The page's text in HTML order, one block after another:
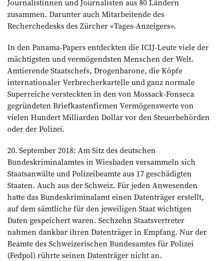
Journalistinnen und Journalisten aus 80 Ländern
zusammen. Darunter auch Mitarbeitende des
Recherchedesks des Zürcher «Tages-Anzeigers».
In den Panama-Papers entdeckten die ICIJ-Leute viele der
mächtigsten und vermögendsten ­Menschen der Welt.
Amtierende Staatschefs, Drogenbarone, die Köpfe
internationaler Verbrecherkartelle und ganz normale
Superreiche versteckten in den von Mossack-Fonseca
gegründeten Briefkastenfirmen Vermögenswerte von
vielen Hundert Milliarden Dollar vor den Steuerbehörden
oder der Polizei.
20. September 2018: Am Sitz des deutschen
Bundeskriminalamtes in Wiesbaden versammeln sich
Staatsanwälte und Polizeibeamte aus 17 geschädigten
Staaten. Auch aus der Schweiz. Für jeden Anwesenden
hatte das Bundeskriminalamt einen Datenträger erstellt,
auf dem sämtliche für den jeweiligen Staat wichtigen
Daten gespeichert waren. Sechzehn Staats­vertreter
nahmen dankbar ihren Datenträger in Empfang. Nur der
Beamte des Schweizerischen Bundesamtes für Polizei
(Fedpol) rührte seinen Datenträger nicht an.